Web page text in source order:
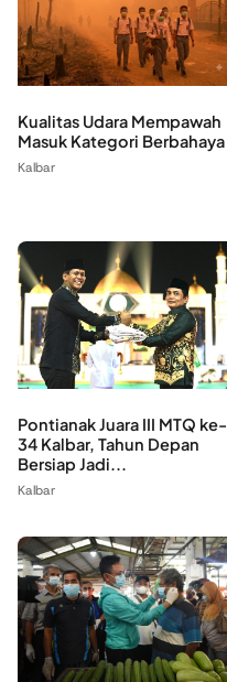
Kualitas Udara Mempawah
Masuk Kategori Berbahaya
Kalbar
Pontianak Juara III MTQ ke-
34 Kalbar, Tahun Depan
Bersiap Jadi...
Kalbar